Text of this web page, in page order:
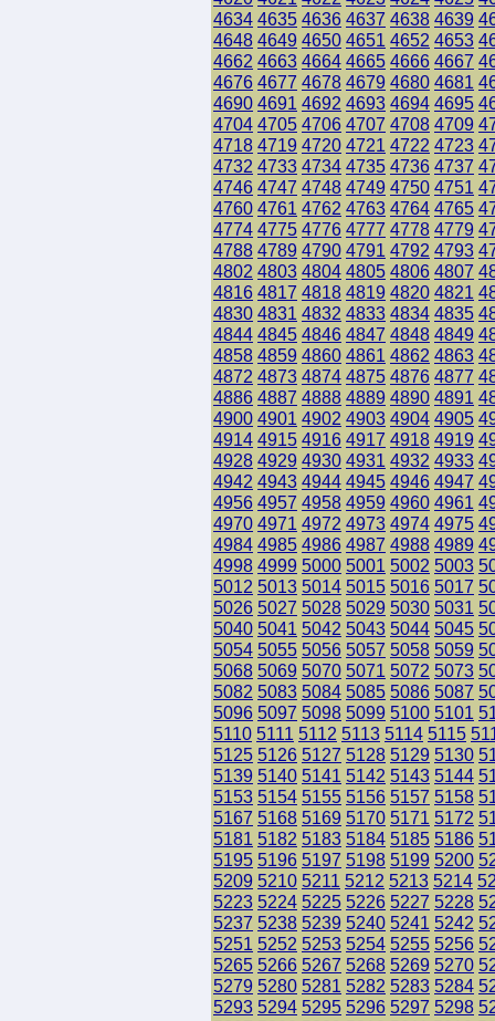
4634 4635 4636 4637 4638 4639
4648 4649 4650 4651 4652 4653
4662 4663 4664 4665 4666 4667
4676 4677 4678 4679 4680 4681
4690 4691 4692 4693 4694 4695
4704 4705 4706 4707 4708 4709
4718 4719 4720 4721 4722 4723
4732 4733 4734 4735 4736 4737
4746 4747 4748 4749 4750 4751
4760 4761 4762 4763 4764 4765
4774 4775 4776 4777 4778 4779
4788 4789 4790 4791 4792 4793
4802 4803 4804 4805 4806 4807
4816 4817 4818 4819 4820 4821
4830 4831 4832 4833 4834 4835
4844 4845 4846 4847 4848 4849
4858 4859 4860 4861 4862 4863
4872 4873 4874 4875 4876 4877
4886 4887 4888 4889 4890 4891
4900 4901 4902 4903 4904 4905
4914 4915 4916 4917 4918 4919
4928 4929 4930 4931 4932 4933
4942 4943 4944 4945 4946 4947
4956 4957 4958 4959 4960 4961
4970 4971 4972 4973 4974 4975
4984 4985 4986 4987 4988 4989
4998 4999 5000 5001 5002 5003
5012 5013 5014 5015 5016 5017
5026 5027 5028 5029 5030 5031
5040 5041 5042 5043 5044 5045
5054 5055 5056 5057 5058 5059
5068 5069 5070 5071 5072 5073
5082 5083 5084 5085 5086 5087
5096 5097 5098 5099 5100 5101
5110 5111 5112 5113 5114 5115
5125 5126 5127 5128 5129 5130
5139 5140 5141 5142 5143 5144
5153 5154 5155 5156 5157 5158
5167 5168 5169 5170 5171 5172
5181 5182 5183 5184 5185 5186
5195 5196 5197 5198 5199 5200
5209 5210 5211 5212 5213 5214
5223 5224 5225 5226 5227 5228
5237 5238 5239 5240 5241 5242
5251 5252 5253 5254 5255 5256
5265 5266 5267 5268 5269 5270
5279 5280 5281 5282 5283 5284
5293 5294 5295 5296 5297 5298